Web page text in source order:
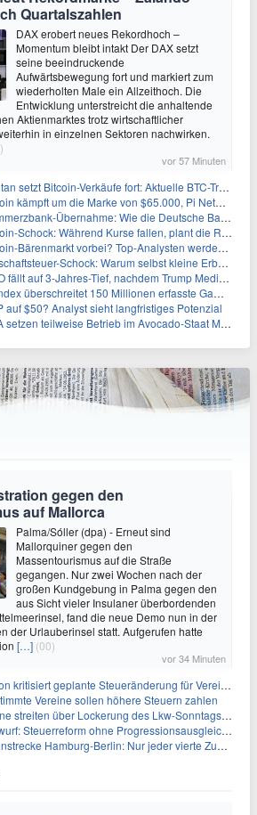
Quartalszahlen
DAX erobert neues Rekordhoch –
Momentum bleibt intakt Der DAX setzt
seine beeindruckende
Aufwärtsbewegung fort und markiert zum
wiederholten Male ein Allzeithoch. Die
Entwicklung unterstreicht die anhaltende
Aktienmarktes trotz wirtschaftlicher
in einzelnen Sektoren nachwirken.
vor 57 Minuten
setzt Bitcoin-Verkäufe fort: Aktuelle BTC-Transaktionen
kämpft um die Marke von $65.000, Pi Network gewinnt an Unterstützung
Übernahme: Wie die Deutsche Bank im Schatten zum großen Gewinner wird
Schock: Während Kurse fallen, plant die Regierung die Steuer-Bombe
vorbei? Top-Analysten werden optimistisch, aber die Geschichte sagt etwas anderes
Schock: Warum selbst kleine Erbschaften den Fiskus Millionen kosten
auf 3-Jahres-Tief, nachdem Trump Media zwei große Crypto.com-Deals storniert
überschreitet 150 Millionen erfasste Gaming-Ereignisse in Echtzeit-Datenpipeline
auf $50? Analyst sieht langfristiges Potenzial
teilweise Betrieb im Avocado-Staat Michoacán in Mexiko wieder in Gang
gegen den
auf Mallorca
Palma/Sóller (dpa) - Erneut sind
Mallorquiner gegen den
Massentourismus auf die Straße
gegangen. Nur zwei Wochen nach der
großen Kundgebung in Palma gegen den
aus Sicht vieler Insulaner überbordenden
fand die neue Demo nun in der
der Urlauberinsel statt. Aufgerufen hatte
[…] (00)
vor 34 Minuten
kritisiert geplante Steueränderung für Vereine
Vereine sollen höhere Steuern zahlen
streiten über Lockerung des Lkw-Sonntagsfahrverbots
Steuerreform ohne Progressionsausgleich geplant
Hamburg-Berlin: Nur jeder vierte Zug pünktlich